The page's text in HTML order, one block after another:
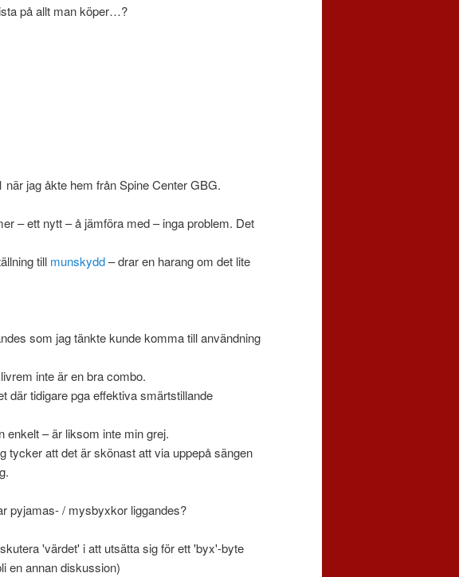
på allt man köper…?
jag åkte hem från Spine Center GBG.
– ett nytt – å jämföra med – inga problem. Det
till munskydd– drar en harang om det lite
som jag tänkte kunde komma till användning
inte är en bra combo.
där tidigare pga effektiva smärtstillande
enkelt – är liksom inte min grej.
tycker att det är skönast att via uppepå sängen
pyjamas- / mysbyxkor liggandes?
'värdet' i att utsätta sig för ett 'byx'-byte
en annan diskussion)